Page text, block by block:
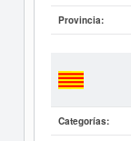
Provincia:
Categorías: